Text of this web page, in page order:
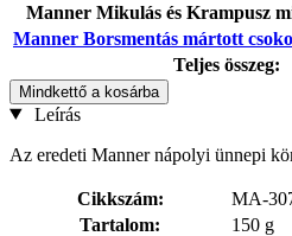
Manner Mikulás és Krampusz
Manner Borsmentás mártott
Teljes összeg:
Mindkettő a kosárba
Leírás
Az eredeti Manner nápolyi ünnepi
Cikkszám:
MA-
Tartalom:
150 g